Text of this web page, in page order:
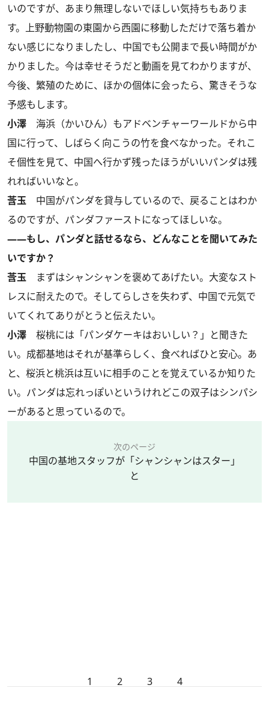
いのですが、あまり無理しないでほしい気持ちもありま
す。上野動物園の東園から西園に移動しただけで落ち着か
ない感じになりましたし、中国でも公開まで長い時間がか
かりました。今は幸せそうだと動画を見てわかりますが、
今後、繁殖のために、ほかの個体に会ったら、驚きそうな
予感もします。
小澤 海浜（かいひん）もアドベンチャーワールドから中
国に行って、しばらく向こうの竹を食べなかった。それこ
そ個性を見て、中国へ行かず残ったほうがいいパンダは残
れればいいなと。
莟玉 中国がパンダを貸与しているので、戻ることはわか
るのですが、パンダファーストになってほしいな。
――もし、パンダと話せるなら、どんなことを聞いてみた
いですか？
莟玉 まずはシャンシャンを褒めてあげたい。大変なスト
レスに耐えたので。そしてらしさを失わず、中国で元気で
いてくれてありがとうと伝えたい。
小澤 桜桃には「パンダケーキはおいしい？」と聞きた
い。成都基地はそれが基準らしく、食べればひと安心。あ
と、桜浜と桃浜は互いに相手のことを覚えているか知りた
い。パンダは忘れっぽいというけれどこの双子はシンパシ
ーがあると思っているので。
次のページ
中国の基地スタッフが「シャンシャンはスター」
と
1 2 3 4